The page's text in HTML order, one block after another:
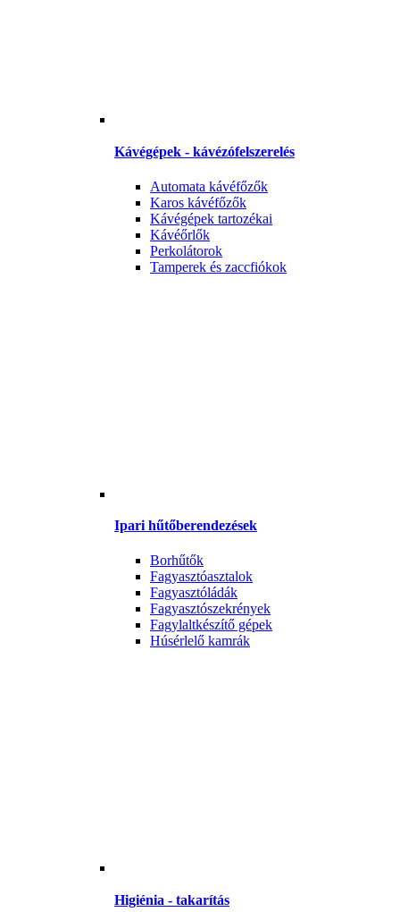
Kávégépek - kávézófelszerelés
Automata kávéfőzők
Karos kávéfőzők
Kávégépek tartozékai
Kávéőrlők
Perkolátorok
Tamperek és zaccfiókok
Ipari hűtőberendezések
Borhűtők
Fagyasztóasztalok
Fagyasztóládák
Fagyasztószekrények
Fagylaltkészítő gépek
Húsérlelő kamrák
Higiénia - takarítás